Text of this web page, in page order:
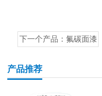
下一个产品： 氟碳面漆
产品推荐